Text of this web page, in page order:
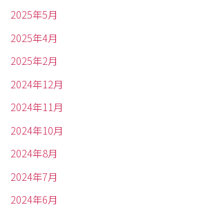
2025年5月
2025年4月
2025年2月
2024年12月
2024年11月
2024年10月
2024年8月
2024年7月
2024年6月